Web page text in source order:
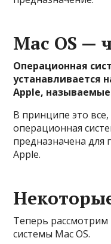
Mac OS —
Операционная
устанавливается
Apple, называемые
В принципе это
операционная
предназначена
Apple.
Теперь
системы Mac OS.